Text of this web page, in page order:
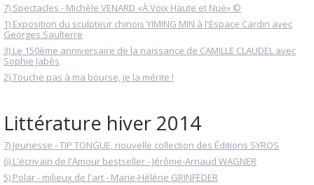
7) Spectacles - Michèle VENARD «À Voix Haute et Nue» ©
1) Exposition du sculpteur chinois YIMING MIN à l'Espace Cardin avec
Georges Saulterre
3) Le 150ème anniversaire de la naissance de CAMILLE CLAUDEL avec
Sophie Jabès
2) Touche pas à ma bourse, je la mérite !
Littérature hiver 2014
7) Jeunesse - TIP TONGUE, nouvelle collection des Éditions SYROS
6) L'écrivain de l'Amour bestseller - Jérôme-Arnaud WAGNER
5) Polar - milieux de l'art - Marie-Hélène GRINFEDER